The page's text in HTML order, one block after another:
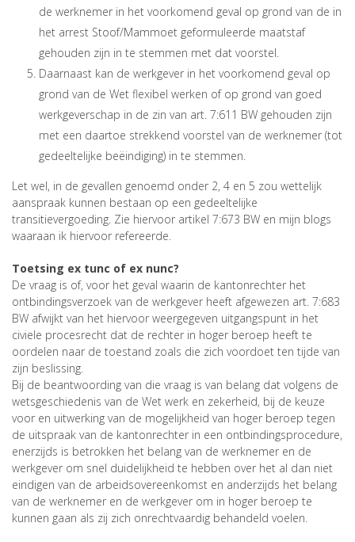
de werknemer in het voorkomend geval op grond van de in
het arrest Stoof/Mammoet geformuleerde maatstaf
gehouden zijn in te stemmen met dat voorstel.
Daarnaast kan de werkgever in het voorkomend geval op
grond van de Wet flexibel werken of op grond van goed
werkgeverschap in de zin van art. 7:611 BW gehouden zijn
met een daartoe strekkend voorstel van de werknemer (tot
gedeeltelijke beëindiging) in te stemmen.
Let wel, in de gevallen genoemd onder 2, 4 en 5 zou wettelijk
aanspraak kunnen bestaan op een gedeeltelijke
transitievergoeding. Zie hiervoor artikel 7:673 BW en mijn blogs
waaraan ik hiervoor refereerde.
Toetsing ex tunc of ex nunc?
De vraag is of, voor het geval waarin de kantonrechter het
ontbindingsverzoek van de werkgever heeft afgewezen art. 7:683
BW afwijkt van het hiervoor weergegeven uitgangspunt in het
civiele procesrecht dat de rechter in hoger beroep heeft te
oordelen naar de toestand zoals die zich voordoet ten tijde van
zijn beslissing.
Bij de beantwoording van die vraag is van belang dat volgens de
wetsgeschiedenis van de Wet werk en zekerheid, bij de keuze
voor en uitwerking van de mogelijkheid van hoger beroep tegen
de uitspraak van de kantonrechter in een ontbindingsprocedure,
enerzijds is betrokken het belang van de werknemer en de
werkgever om snel duidelijkheid te hebben over het al dan niet
eindigen van de arbeidsovereenkomst en anderzijds het belang
van de werknemer en de werkgever om in hoger beroep te
kunnen gaan als zij zich onrechtvaardig behandeld voelen.